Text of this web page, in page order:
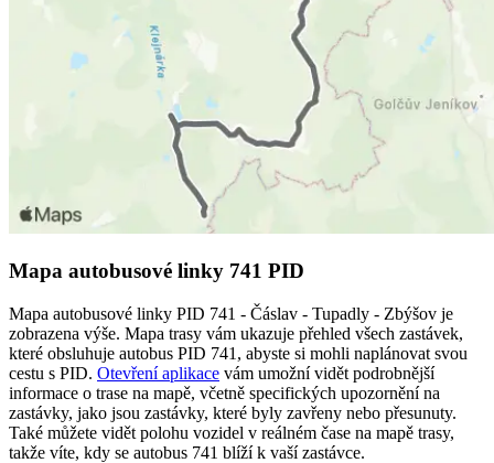
Mapa autobusové linky 741 PID
Mapa autobusové linky PID 741 - Čáslav - Tupadly - Zbýšov je
zobrazena výše. Mapa trasy vám ukazuje přehled všech zastávek,
které obsluhuje autobus PID 741, abyste si mohli naplánovat svou
cestu s PID. Otevření aplikace vám umožní vidět podrobnější
informace o trase na mapě, včetně specifických upozornění na
zastávky, jako jsou zastávky, které byly zavřeny nebo přesunuty.
Také můžete vidět polohu vozidel v reálném čase na mapě trasy,
takže víte, kdy se autobus 741 blíží k vaší zastávce.